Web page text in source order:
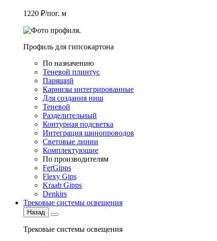
1220 ₽/пог. м
Профиль для гипсокартона
По назначению
Теневой плинтус
Парящий
Карнизы интегрированные
Для создания ниш
Теневой
Разделительный
Контурная подсветка
Интеграция шинопроводов
Световые линии
Комплектующие
По производителям
FerGipps
Flexy Gips
Kraab Gipps
Denkirs
Трековые системы освещения
Назад
Трековые системы освещения